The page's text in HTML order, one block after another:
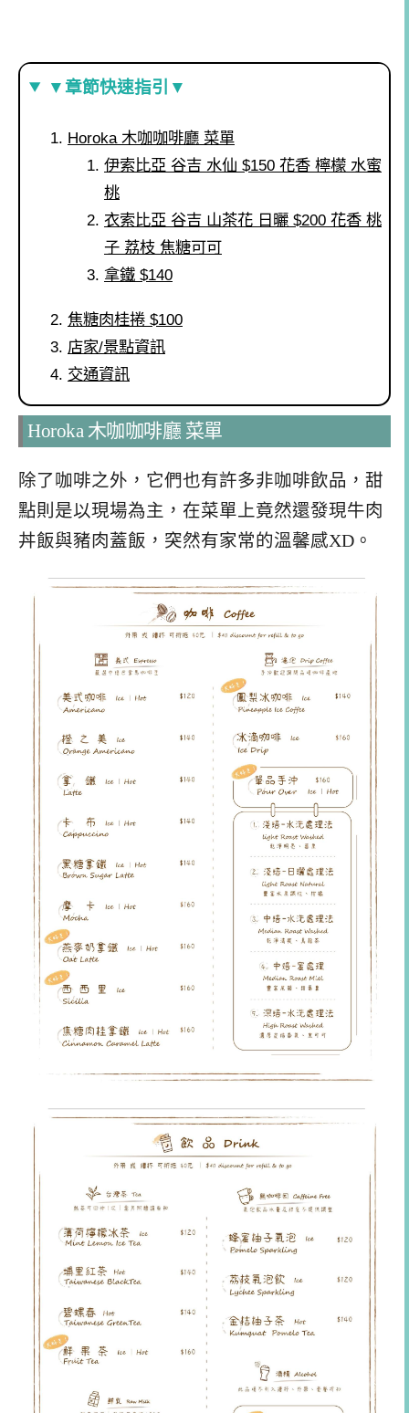
▼章節快速指引▼
Horoka 木咖咖啡廳 菜單
伊索比亞 谷吉 水仙 $150 花香 檸檬 水蜜
桃
衣索比亞 谷吉 山茶花 日曬 $200 花香 桃
子 荔枝 焦糖可可
拿鐵 $140
焦糖肉桂捲 $100
店家/景點資訊
交通資訊
Horoka 木咖咖啡廳 菜單
除了咖啡之外，它們也有許多非咖啡飲品，甜
點則是以現場為主，在菜單上竟然還發現牛肉
丼飯與豬肉蓋飯，突然有家常的溫馨感XD。